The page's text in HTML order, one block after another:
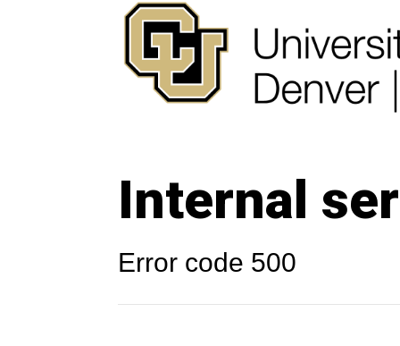
Internal
Error code 500